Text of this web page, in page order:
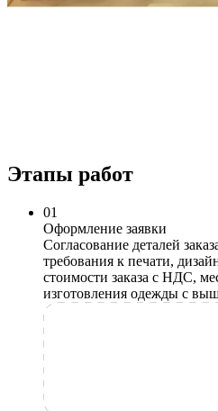
Этапы работ
01
Оформление заявки
Согласование деталей
требования к печати,
стоимости заказа с НДС,
изготовления одежды с